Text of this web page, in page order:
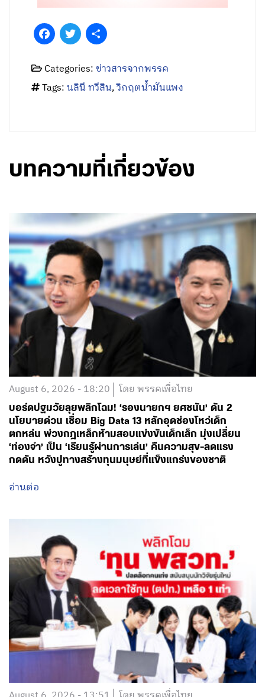
FacebookTwitter
Categories:ข่าวสารจากพรรค
Tags:นลินี ทวีสิน,วิกฤตน้ำมันแพง
บทความที่เกี่ยวข้อง
August 6, 2026 - 18:20 โดย พรรคเพื่อไทย
บอร์ดปฐมวัยลุยพลิกโฉม! ‘รองนายกฯ ยศชนัน’ ดัน 2
นโยบายด่วน เชื่อม Big Data 13 หลักอุดช่องโหว่เด็ก
ตกหล่น พ่วงกฎเหล็กห้ามสอบแข่งขันเด็กเล็ก มุ่งเปลี่ยน
‘ท่องจำ’ เป็น ‘เรียนรู้ผ่านการเล่น’ คืนความสุข-ลดแรง
กดดัน หวังปูทางสร้างทุนมนุษย์ที่แข็งแกร่งของชาติ
อ่านต่อ